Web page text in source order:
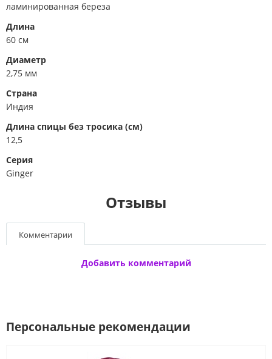
ламинированная береза
Длина
60 см
Диаметр
2,75 мм
Страна
Индия
Длина спицы без тросика (см)
12,5
Серия
Ginger
Отзывы
Комментарии
Добавить комментарий
Персональные рекомендации